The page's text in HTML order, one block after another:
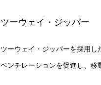
ツーウェイ・ジッパー
ツーウェイ・ジッパーを採用し
ベンチレーションを促進し、移